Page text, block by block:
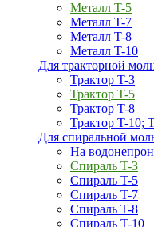
Металл T-5
Металл T-7
Металл T-8
Металл T-10
Для тракторной
Трактор T-3
Трактор T-5
Трактор T-8
Трактор T-10;
Для спиральной
На
Спираль T-3
Спираль T-5
Спираль T-7
Спираль T-8
Спираль T-10